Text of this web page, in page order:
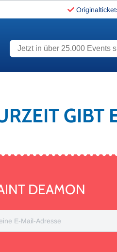
Jetzt in über 25.000 Events
GIBT
DEAMON
E-Mail-Adresse